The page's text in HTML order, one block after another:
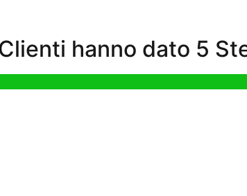
hanno dato 5